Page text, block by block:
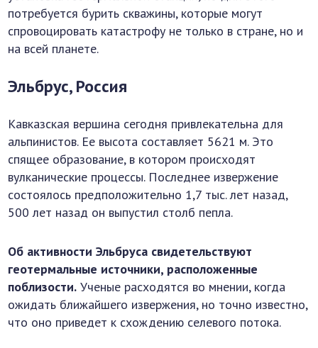
потребуется бурить скважины, которые могут
спровоцировать катастрофу не только в стране, но и
на всей планете.
Эльбрус, Россия
Кавказская вершина сегодня привлекательна для
альпинистов. Ее высота составляет 5621 м. Это
спящее образование, в котором происходят
вулканические процессы. Последнее извержение
состоялось предположительно 1,7 тыс. лет назад,
500 лет назад он выпустил столб пепла.
Об активности Эльбруса свидетельствуют
геотермальные источники, расположенные
поблизости. Ученые расходятся во мнении, когда
ожидать ближайшего извержения, но точно известно,
что оно приведет к схождению селевого потока.